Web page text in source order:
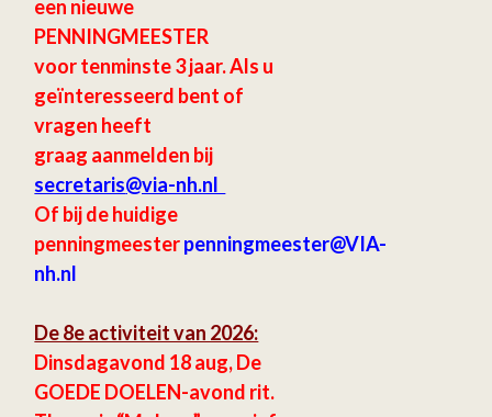
een nieuwe
PENNINGMEESTER
voor tenminste 3 jaar.Als u
geïnteresseerd bent of
vragen heeft
graag aanmelden bij
secretaris@via-nh.nl
Of bij de huidige
penningmeesterpenningmeester@VIA-
nh.nl
De 8e activiteit van 2026:
Dinsdagavond 18 aug, De
GOEDE DOELEN-avond rit.